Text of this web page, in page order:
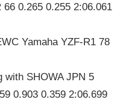
66 0.265 0.255 2:06.061
Yamaha YZF-R1 78
with SHOWA JPN 5
0.903 0.359 2:06.699